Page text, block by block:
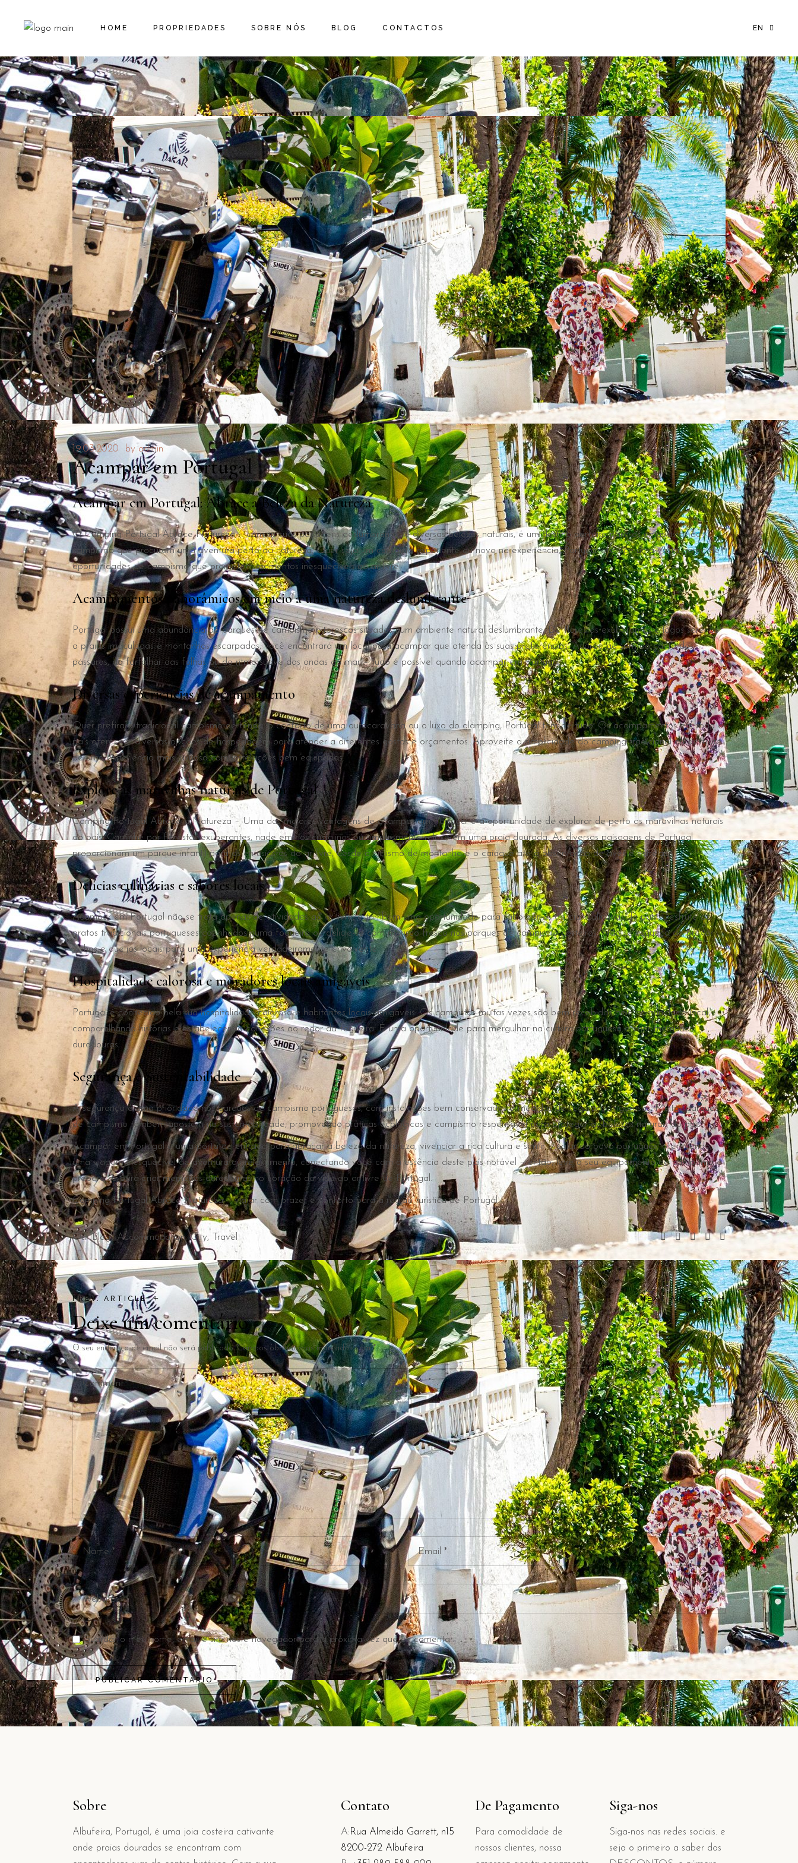
HOME PROPRIEDADES
RESERVAR
AS NOSSAS
PROPRIEDADES
SOBRE NÓS BLOG CONTACTOS EN
PT
ES
FR
19.03.2020 by admin
Acampar em Portugal
Acampar em Portugal: Abrace a Beleza da Natureza
O Camping Portugal Abrace Natureza – com as suas paisagens deslumbrantes e diversas belezas naturais, é um destino perfeito para os entusiastas do
campismo que procuram uma aventura perto da natureza. Quer seja um campista experiente ou novo na experiência, Portugal oferece uma vasta gama de
oportunidades de campismo que prometem momentos inesquecíveis ao ar livre.
Acampamentos panorâmicos em meio a uma natureza deslumbrante
Portugal possui uma abundância de parques de campismo pitorescos situados num ambiente natural deslumbrante. De florestas exuberantes e lagos serenos
a praias imaculadas e montanhas escarpadas, você encontrará um local para acampar que atenda às suas preferências. Acorde ao som do canto dos
pássaros, do farfalhar das folhas ou do ritmo suave das ondas do mar – tudo é possível quando acampar em Portugal.
Diversas experiências de acampamento
Quer prefira o tradicional campismo de tenda, o conforto de uma autocaravana ou o luxo do glamping, Portugal tem de tudo. Os acampamentos em todo o
país oferecem diversas opções de hospedagem para atender a diferentes gostos e orçamentos. Aproveite a simplicidade do camping tradicional ou desfrute
de uma experiência mais luxuosa com instalações bem equipadas.
Explore as maravilhas naturais de Portugal
Camping Portugal Abrace a Natureza – Uma das maiores vantagens de acampar em Portugal é a oportunidade de explorar de perto as maravilhas naturais
do país. Caminhe por florestas exuberantes, nade em rios cristalinos ou simplesmente relaxe em uma praia dourada. As diversas paisagens de Portugal
proporcionam um parque infantil para os entusiastas do ar livre, desde o ciclismo de montanha e o caiaque até à observação de aves e estrelas.
Delícias culinárias e sabores locais
Acampar em Portugal não se trata apenas de atividades ao ar livre; é também uma oportunidade para saborear as delícias culinárias do país. Desfrute de
pratos tradicionais portugueses cozinhados numa fogueira ou delicie-se com marisco fresco nos parques de campismo costeiros. Não se esqueça de provar
vinhos e queijos locais para uma experiência verdadeiramente envolvente.
Hospitalidade calorosa e moradores locais amigáveis
Portugal é conhecido pela sua hospitalidade calorosa e habitantes locais amigáveis. Os campistas muitas vezes são bem recebidos pela comunidade local,
compartilhando histórias e estabelecendo conexões ao redor da fogueira. É uma oportunidade para mergulhar na cultura portuguesa e criar memórias
duradouras.
Segurança e Sustentabilidade
A segurança é uma prioridade nos parques de campismo portugueses, com instalações bem conservadas e medidas de segurança rigorosas. Muitos parques
de campismo também apostam na sustentabilidade, promovendo práticas ecológicas e campismo responsável para proteger as belezas naturais do país.
Acampar em Portugal é uma porta de entrada para abraçar a beleza da natureza, vivenciar a rica cultura e sentir o calor do povo português, oferecendo
uma viagem inesquecível de aventura ou relaxamento, conectando você com a essência deste país notável – então, leve o seu equipamento de campismo e
prepare-se para criar memórias duradouras no coração da vida ao ar livre de Portugal.
Camping Portugal Abrace Natureza – viajar com prazer e conforto para a região turística de Portugal
Our Blog Accommodation City Travel
PREV. ARTICLE + NEXT ARTICLE +
Deixe um comentário
O seu endereço de email não será publicado. Campos obrigatórios marcados com*
Guardar o meu nome, email e site neste navegador para a próxima vez que eu comentar.
PUBLICAR COMENTÁRIO
Sobre
Albufeira, Portugal, é uma joia costeira cativante
onde praias douradas se encontram com
Contato
A:Rua Almeida Garrett, n15
8200-272 Albufeira
De Pagamento
Para comodidade de
nossos clientes, nossa
Siga-nos
Siga-nos nas redes sociais. e
seja o primeiro a saber dos